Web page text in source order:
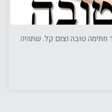
חתימה טובה וצום קל. שתהיה